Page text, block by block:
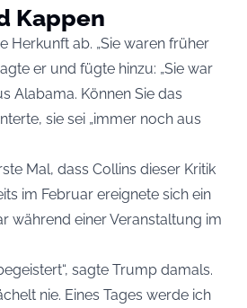
Kappen
Herkunft ab. „Sie waren früher
er und fügte hinzu: „Sie war
Alabama. Können Sie das
sie sei „immer noch aus
Mal, dass Collins dieser Kritik
im Februar ereignete sich ein
während einer Veranstaltung im
sagte Trump damals.
nie. Eines Tages werde ich